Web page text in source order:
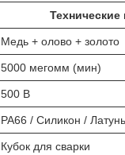
Медь + олово + золото
5000 мегомм (мин)
500 В
PA66 / Силикон / Латунь
Кубок для сварки